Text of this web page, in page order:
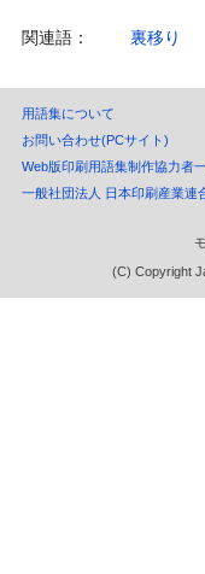
関連語： 裏移り
用語集について
お問い合わせ(PCサイト)
Web版印刷用語集制作協力者
一般社団法人 日本印刷産業連
(C) Copyright